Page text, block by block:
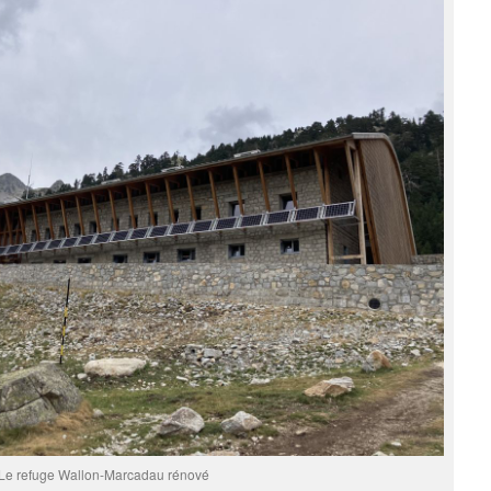
refuge Wallon-Marcadau rénové